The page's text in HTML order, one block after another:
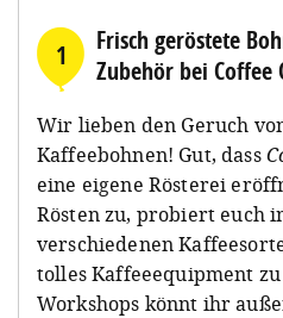
1
Frisch geröstete
Zubehör bei Coffee
Wir lieben den Geruch
Kaffeebohnen! Gut, dass
eine eigene Rösterei
Rösten zu, probiert euch
verschiedenen
tolles Kaffeeequipment
Workshops könnt ihr